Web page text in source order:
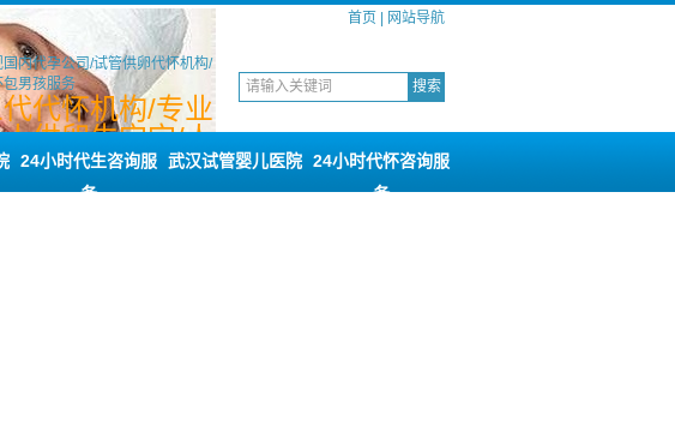
首页 网站导航
国内代孕公司/试管供卵代怀机构/
包男孩服务
代怀机构/专业
供卵生宝宝/人
卵代生咨询
24小时代生咨询服
务
武汉试管婴儿医院 24小时代怀咨询服
务